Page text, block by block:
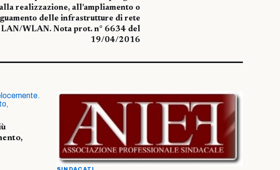
realizzazione, all’ampliamento o
delle infrastrutture di rete
LAN/WLAN. Nota prot. n° 6634 del
19/04/2016